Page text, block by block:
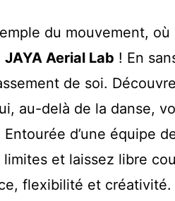
du mouvement,
JAYA Aerial Lab ! En
de soi.
au-delà de la danse,
d’une équipe
limites et laissez libre
flexibilité et créativité.